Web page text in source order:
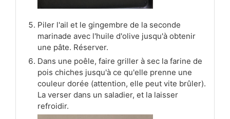
Piler l'ail et le gingembre de la seconde
marinade avec l'huile d'olive jusqu'à obtenir
une pâte. Réserver.
Dans une poêle, faire griller à sec la farine de
pois chiches jusqu'à ce qu'elle prenne une
couleur dorée (attention, elle peut vite brûler).
La verser dans un saladier, et la laisser
refroidir.